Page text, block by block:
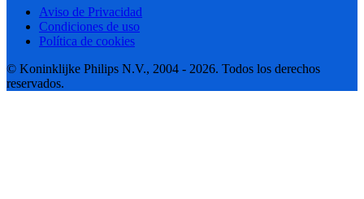
Aviso de Privacidad
Condiciones de uso
Política de cookies
© Koninklijke Philips N.V., 2004 - 2026. Todos los derechos
reservados.